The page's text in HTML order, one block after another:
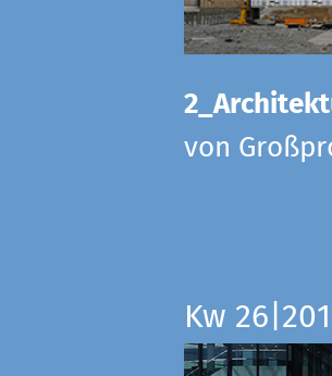
von
Kw